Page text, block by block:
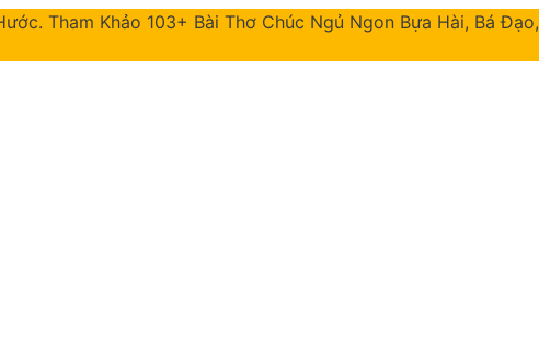
Tham Khảo 103+ Bài Thơ Chúc Ngủ Ngon Bựa Hài, Bá Đạo,